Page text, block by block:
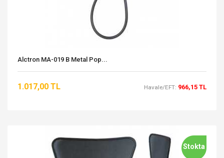
Alctron MA-019 B Metal Pop...
1.017,00 TL Havale/EFT: 966,15 TL
Stokta